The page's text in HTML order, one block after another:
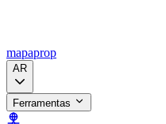
mapaprop
AR
Ferramentas